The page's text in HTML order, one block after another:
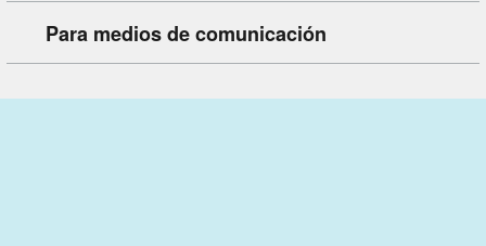
Para medios de comunicación